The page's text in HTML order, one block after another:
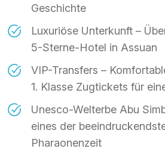
Geschichte
Luxuriöse Unterkunft –
5-Sterne-Hotel in Assuan
VIP-Transfers –
1. Klasse Zugtickets für
Unesco-Welterbe Abu
eines der
Pharaonenzeit